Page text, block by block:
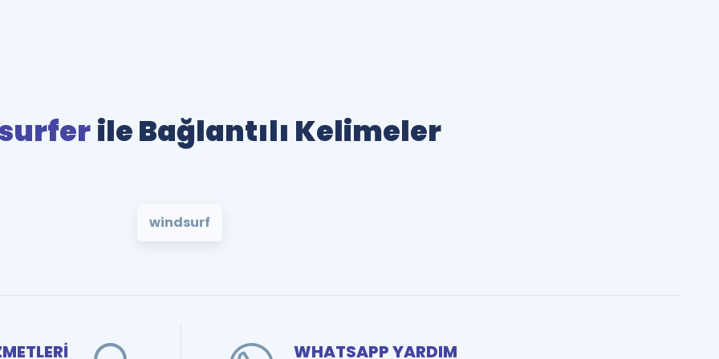
ile Bağlantılı Kelimeler
windsurf
WHATSAPP YARDIM